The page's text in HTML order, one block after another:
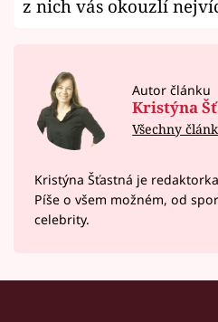
z nich vás okouzlí
Autor článku
Kristýna
Všechny
Kristýna Šťastná je
Píše o všem možném, od
celebrity.